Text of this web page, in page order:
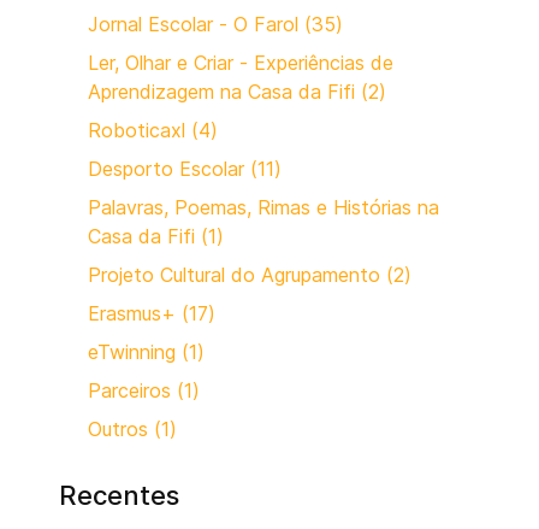
Jornal Escolar - O Farol (35)
Ler, Olhar e Criar - Experiências de
Aprendizagem na Casa da Fifi (2)
Roboticaxl (4)
Desporto Escolar (11)
Palavras, Poemas, Rimas e Histórias na
Casa da Fifi (1)
Projeto Cultural do Agrupamento (2)
Erasmus+ (17)
eTwinning (1)
Parceiros (1)
Outros (1)
Recentes